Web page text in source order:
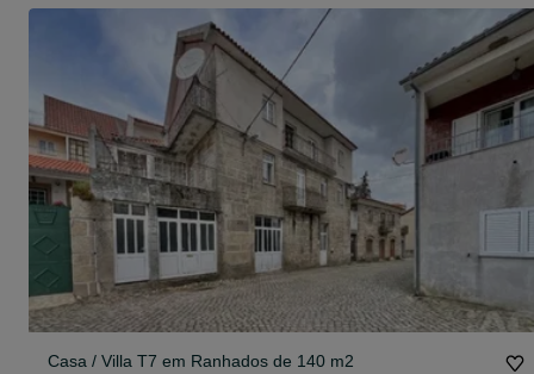
Casa / Villa T7 em Ranhados de 140 m2